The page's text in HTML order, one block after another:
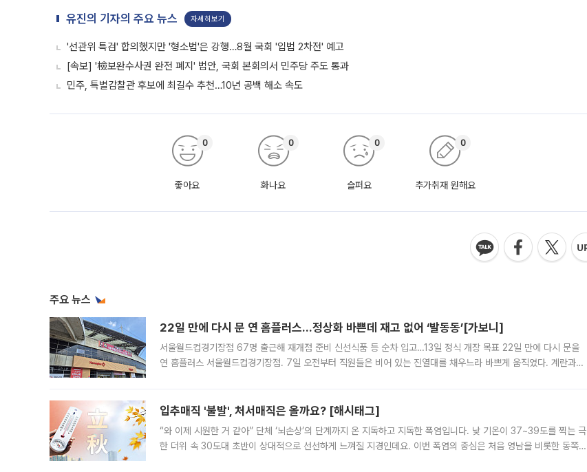
유진의 기자의 주요 뉴스 자세히보기
'선관위 특검' 합의했지만 '형소법'은 강행…8월 국회 '입법 2차전' 예고
[속보] '檢보완수사권 완전 폐지' 법안, 국회 본회의서 민주당 주도 통과
민주, 특별감찰관 후보에 최길수 추천…10년 공백 해소 속도
좋아요
0
화나요
0
슬퍼요
0
추가취재 원해요
0
주요 뉴스
22일 만에 다시 문 연 홈플러스…정상화 바쁜데 재고 없어 ‘발동동’[가보니]
서울월드컵경기장점 67명 출근해 재개점 준비 신선식품 등 순차 입고…13일 정식 개장 목표 22일 만에 다시 문을
연 홈플러스 서울월드컵경기장점. 7일 오전부터 직원들은 비어 있는 진열대를 채우느라 바쁘게 움직였다. 계란과
입추매직 '불발', 처서매직은 올까요? [해시태그]
“와 이제 시원한 거 같아” 단체 ‘뇌손상’의 단계까지 온 지독하고 지독한 폭염입니다. 낮 기온이 37~39도를 찍는 극
한 더위 속 30도대 초반이 상대적으로 선선하게 느껴질 지경인데요. 이번 폭염의 중심은 처음 영남을 비롯한 동쪽